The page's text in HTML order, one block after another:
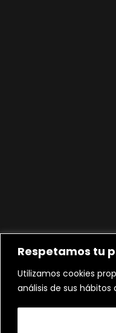
Respetamos tu
Utilizamos cookies
análisis de sus